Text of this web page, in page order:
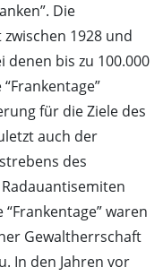
Die
1928 und
bis zu 100.000
für die Ziele des
auch der
des
waren
Gewaltherrschaft
In den Jahren vor